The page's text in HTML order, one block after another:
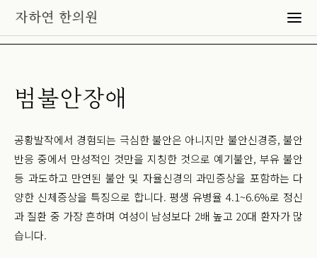
범불안장애
공황발작에서 경험되는 극심한 불안은 아니지만 불안신경증, 불안
반응 중에서 만성적인 것만을 지칭한 것으로 예기불안, 부유 불안
등 과도하고 만연된 불안 및 자율신경의 과민증상을 포함하는 다
양한 신체증상을 특징으로 합니다. 평생 유병율 4.1~6.6%로 정신
과 질환 중 가장 흔하며 여성이 남성보다 2배 높고 20대 환자가 많
습니다.